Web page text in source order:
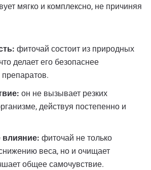
мягко и комплексно, не причиняя
фиточай состоит из природных
делает его безопаснее
препаратов.
он не вызывает резких
действуя постепенно и
влияние: фиточай не только
веса, но и очищает
общее самочувствие.